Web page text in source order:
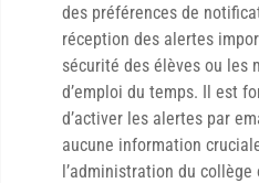
des préférences de
réception des alertes
sécurité des élèves ou les
d’emploi du temps. Il est
d’activer les alertes par
aucune information
l’administration du